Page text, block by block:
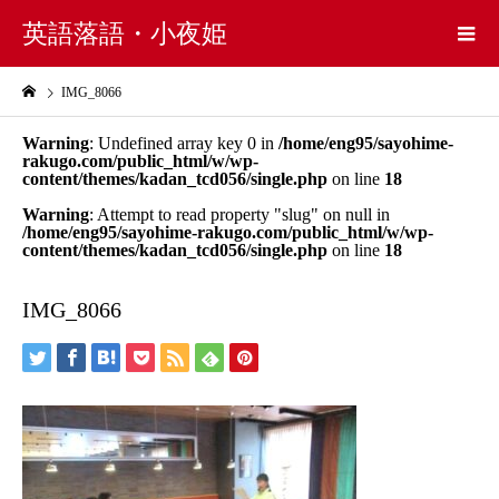
英語落語・小夜姫
IMG_8066
Warning: Undefined array key 0 in /home/eng95/sayohime-
rakugo.com/public_html/w/wp-
content/themes/kadan_tcd056/single.php on line 18
Warning: Attempt to read property "slug" on null in
/home/eng95/sayohime-rakugo.com/public_html/w/wp-
content/themes/kadan_tcd056/single.php on line 18
IMG_8066